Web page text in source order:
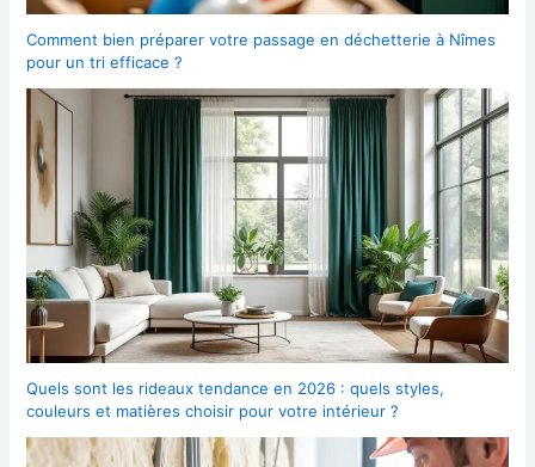
Comment bien préparer votre passage en déchetterie à Nîmes
pour un tri efficace ?
Quels sont les rideaux tendance en 2026 : quels styles,
couleurs et matières choisir pour votre intérieur ?